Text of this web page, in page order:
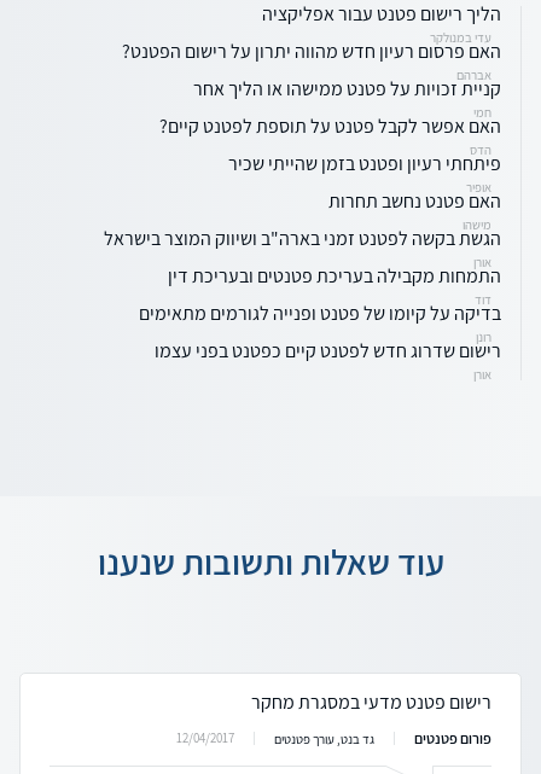
הליך רישום פטנט עבור אפליקציה
עדי במנולקר
האם פרסום רעיון חדש מהווה יתרון על רישום הפטנט?
אברהם
קניית זכויות על פטנט ממישהו או הליך אחר
חמי
האם אפשר לקבל פטנט על תוספת לפטנט קיים?
הדס
פיתחתי רעיון ופטנט בזמן שהייתי שכיר
אופיר
האם פטנט נחשב תחרות
מישהו
הגשת בקשה לפטנט זמני בארה"ב ושיווק המוצר בישראל
אורן
התמחות מקבילה בעריכת פטנטים ובעריכת דין
דוד
בדיקה על קיומו של פטנט ופנייה לגורמים מתאימים
רונן
רישום שדרוג חדש לפטנט קיים כפטנט בפני עצמו
אורן
עוד שאלות ותשובות שנענו
רישום פטנט מדעי במסגרת מחקר
פורום פטנטים גד בנט, עורך פטנטים 12/04/2017